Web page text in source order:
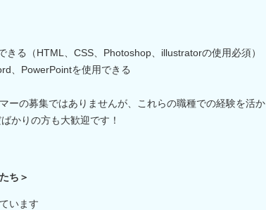
きる（HTML、CSS、Photoshop、illustratorの使用必須）
、PowerPointを使用できる
ーの募集ではありませんが、これらの職種での経験を活か
かりの方も大歓迎です！
ち＞
います